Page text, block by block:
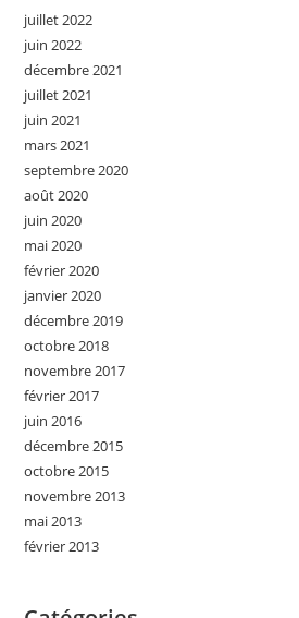
juillet 2022
juin 2022
décembre 2021
juillet 2021
juin 2021
mars 2021
septembre 2020
août 2020
juin 2020
mai 2020
février 2020
janvier 2020
décembre 2019
octobre 2018
novembre 2017
février 2017
juin 2016
décembre 2015
octobre 2015
novembre 2013
mai 2013
février 2013